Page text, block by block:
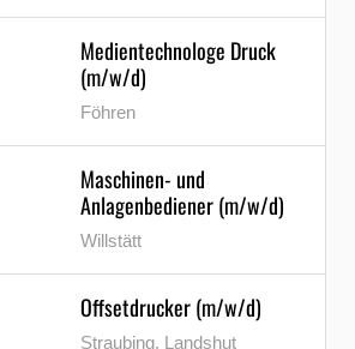
Medientechnologe Druck
(m/w/d)
Föhren
Maschinen- und
Anlagenbediener (m/w/d)
Willstätt
Offsetdrucker (m/w/d)
Straubing, Landshut